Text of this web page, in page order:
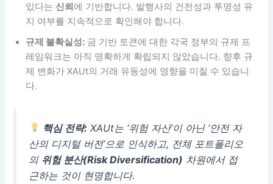
있다는 신뢰 에 기반합니다. 발행사의 건전성과 투명성 유
지 여부를 지속적으로 확인해야 합니다.
규제 불확실성: 금 기반 토큰에 대한 각국 정부의 규제 프
레임워크는 아직 명확하게 확립되지 않았습니다. 향후 규
제 변화가 XAUt의 거래 유동성에 영향을 미칠 수 있습니
다.
핵심 전략:XAUt는 ‘위험 자산’이 아닌 ‘안전 자
산의 디지털 버전’으로 인식하고, 전체 포트폴리오
의 위험 분산(Risk Diversification) 차원에서 접
근하는 것이 현명합니다.